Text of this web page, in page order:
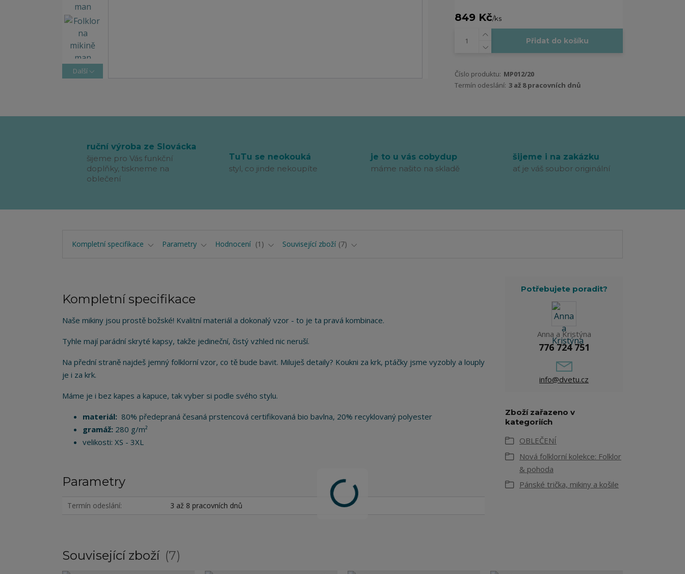
Další
849 Kč/ks
Přidat do košíku
Číslo produktu: MP012/20
Termín odeslání: 3 až 8 pracovních dnů
ruční výroba ze Slovácka
šijeme pro Vás funkční
doplňky, tiskneme na
oblečení
TuTu se neokouká
styl, co jinde nekoupíte
je to u vás cobydup
máme našito na skladě
šijeme i na zakázku
ať je váš soubor originální
Kompletní specifikace Parametry Hodnocení 1 Související zboží 7
Kompletní specifikace
Naše mikiny jsou prostě božské! Kvalitní materiál a dokonalý vzor - to je ta pravá kombinace.
Tyhle mají parádní skryté kapsy, takže jedineční, čistý vzhled nic neruší.
Na přední straně najdeš jemný folklorní vzor, co tě bude bavit. Miluješ detaily? Koukni za krk, ptáčky jsme vyzobly a louply
je i za krk.
Máme je i bez kapes a kapuce, tak vyber si podle svého stylu.
materiál: 80% předepraná česaná prstencová certifikovaná bio bavlna, 20% recyklovaný polyester
gramáž: 280 g/m²
velikosti: XS - 3XL
Parametry
Termín odeslání 3 až 8 pracovních dnů
Potřebujete poradit?
Anna a Kristýna
776 724 751
info@dvetu.cz
Zboží zařazeno v
kategoriích
OBLEČENÍ
Nová folklorní kolekce: Folklor
& pohoda
Pánské trička, mikiny a košile
Související zboží 7